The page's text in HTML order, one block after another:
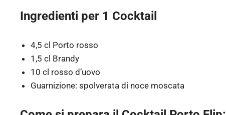
Ingredienti per 1 Cocktail
4,5 cl Porto rosso
1,5 cl Brandy
10 cl rosso d’uovo
Guarnizione: spolverata di noce moscata